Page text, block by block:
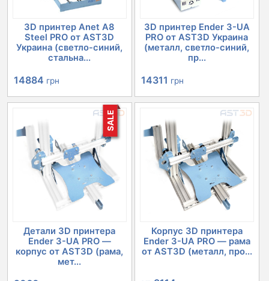
3D принтер Anet A8
Steel PRO от AST3D
Украина (светло-синий,
стальна...
Первоначальная
цена
16579 грн.
14884 грн
цена:
14884 грн.
3D принтер Ender 3-UA
PRO от AST3D Украина
(металл, светло-синий,
пр...
Первоначальная
цена
составляла
16029 грн.
14311 грн
цена:
14311 грн.
SALE
Детали 3D принтера
Ender 3-UA PRO —
корпус от AST3D (рама,
мет...
Корпус 3D принтера
Ender 3-UA PRO — рама
от AST3D (металл, про...